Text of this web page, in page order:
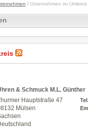
/ Unternehmen im Umkreis
& Schmuck M.L. Günther
Hauptstraße 47
Mülsen